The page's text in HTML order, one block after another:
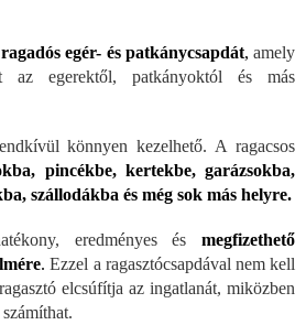
egér- és patkánycsapdát, amely
az egerektől, patkányoktól és más
könnyen kezelhető. A ragacsos
pincékbe, kertekbe, garázsokba,
szállodákba és még sok más helyre.
eredményes és megfizethető
. Ezzel a ragasztócsapdával nem kell
elcsúfítja az ingatlanát, miközben